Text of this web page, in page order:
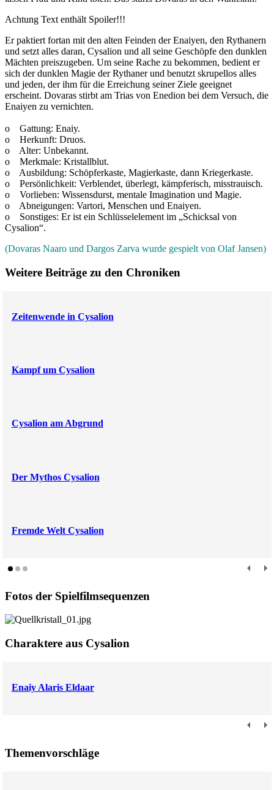
Achtung Text enthält Spoiler!!!
Er paktiert fortan mit den alten Feinden der Enaiyen, den Rythanern
und setzt alles daran, Cysalion und all seine Geschöpfe den dunklen
Mächten preiszugeben. Um seine Rache zu bekommen, bedient er
sich der dunklen Magie der Rythaner und benutzt skrupellos alles
und jeden, der ihm für die Erreichung seiner Ziele geeignet
erscheint. Dovaras stirbt am Trias von Enedion bei dem Versuch, die
Enaiyen zu vernichten.
o Gattung: Enaiy.
o Herkunft: Druos.
o Alter: Unbekannt.
o Merkmale: Kristallblut.
o Ausbildung: Schöpferkaste, Magierkaste, dann Kriegerkaste.
o Persönlichkeit: Verblendet, überlegt, kämpferisch, misstrauisch.
o Vorlieben: Wissensdurst, mentale Imagination und Magie.
o Abneigungen: Vartori, Menschen und Enaiyen.
o Sonstiges: Er ist ein Schlüsselelement im „Schicksal von
Cysalion“.
(Dovaras Naaro und Dargos Zarva wurde gespielt von Olaf Jansen)
Weitere Beiträge zu den Chroniken
Zeitenwende in Cysalion
Kampf um Cysalion
Cysalion am Abgrund
Der Mythos Cysalion
Fremde Welt Cysalion
Fotos der Spielfilmsequenzen
Charaktere aus Cysalion
Enaiy Alaris Eldaar
Themenvorschläge